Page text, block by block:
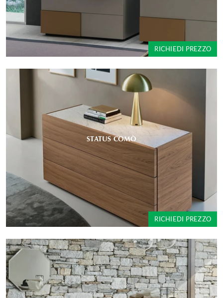
RICHIEDI PREZZO
STATUS COMÒ
RICHIEDI PREZZO